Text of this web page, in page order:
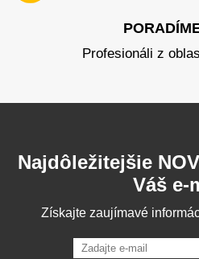
Profesionáli z
Najdôležitejšie
Váš e-
Získajte zaujímavé